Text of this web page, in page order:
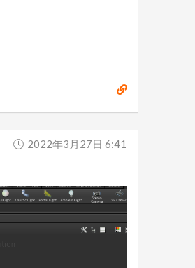
2022年3月27日 6:41